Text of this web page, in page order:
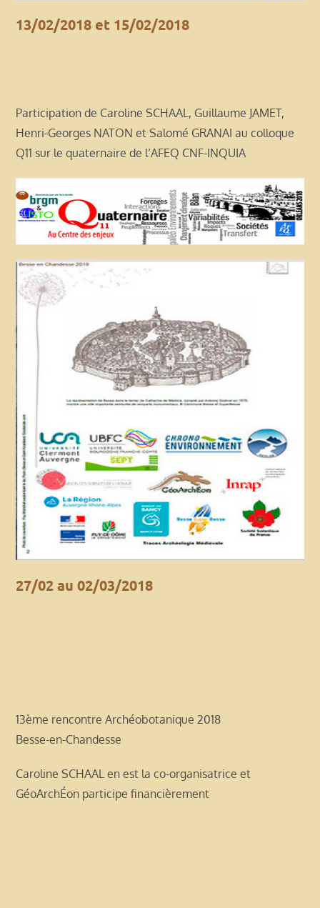
13/02/2018 et 15/02/2018
Participation de Caroline SCHAAL, Guillaume JAMET,
Henri-Georges NATON et Salomé GRANAI au colloque
Q11 sur le quaternaire de l’AFEQ CNF-INQUIA
27/02 au 02/03/2018
13ème rencontre Archéobotanique 2018
Besse-en-Chandesse
Caroline SCHAAL en est la co-organisatrice et
GéoArchÉon participe financièrement